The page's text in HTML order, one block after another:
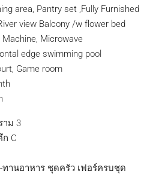
area, Pantry set ,Fully Furnished
view Balcony /w flower bed
Machine, Microwave
edge swimming pool
Game room
าม 3
C
ทานอาหาร ชุดครัว เฟอร์ครบชุด